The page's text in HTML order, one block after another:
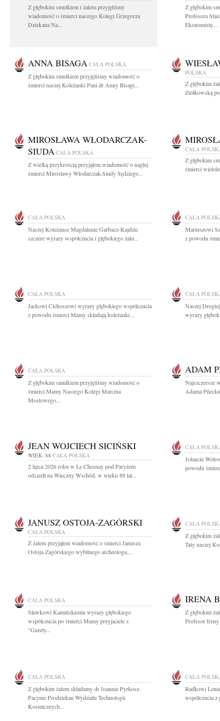
Z głębokim smutkiem i żalem przyjęliśmy
wiadomość o śmierci naszego Kolegi Grzegorza
Dziekana Na...
Z głębokim
Profesora
Ekonomistę...
ANNA BISAGA CAŁA POLSKA
Z głębokim smutkiem przyjęliśmy wiadomość o
śmierci naszej Koleżanki Pani dr Anny Bisagi...
POLSKA
Z głębokim
Ziółkowską
MIROSŁAWA WŁODARCZAK-
SIUDA CAŁA POLSKA
Z wielką przykrością przyjąłem wiadomość o nagłej
śmierci Mirosławy Włodarczak-Siudy Sędziego...
CAŁA
Z głębokim
śmierci
CAŁA POLSKA
Naszej Koleżance Magdalenie Garbacz-Kajdzie
szczere wyrazy współczucia i głębokiego żalu...
CAŁA
Mariuszowi
z powodu
CAŁA POLSKA
Jackowi Cichoszowi wyrazy głębokiego współczucia
z powodu śmierci Mamy składają koleżanki...
CAŁA
Naszej
wyrazy
CAŁA POLSKA
Z głębokim smutkiem przyjęliśmy wiadomość o
śmierci Mamy Naszego Kolegi Marcina
Mostowego...
ADAM
Najszczersze
Adama
JEAN WOJCIECH SICIŃSKI
WIEK: 88 CAŁA POLSKA
2 lipca 2026 roku w Le Chesnay pod Paryżem
odszedł na Wieczny Wschód, w wieku 88 lat...
CAŁA
Jolancie
powodu
JANUSZ OSTOJA-ZAGÓRSKI
CAŁA POLSKA
Z żalem przyjąłem wiadomość o śmierci Janusza
Ostoja-Zagórskiego wybitnego archeologa,...
CAŁA
Z głębokim
Taty naszej
CAŁA POLSKA
Sławkowi Kamińskiemu wyrazy głębokiego
współczucia po śmierci Mamy przyjaciele z
"Gazety...
IRENA
Z głębokim
Profesor Ireny
CAŁA POLSKA
Z głębokim żalem składamy dr Joannie Pyrkosz-
Pacynie Prodziekan Wydziału Technologii
Kosmicznych...
CAŁA
Radkowi
współczucia